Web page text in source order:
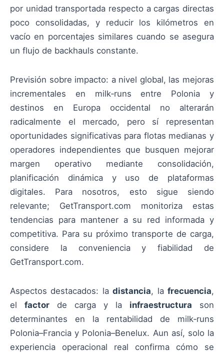
por unidad transportada respecto a cargas directas
poco consolidadas, y reducir los kilómetros en
vacío en porcentajes similares cuando se asegura
un flujo de backhauls constante.
Previsión sobre impacto: a nivel global, las mejoras
incrementales en milk‑runs entre Polonia y
destinos en Europa occidental no alterarán
radicalmente el mercado, pero sí representan
oportunidades significativas para flotas medianas y
operadores independientes que busquen mejorar
margen operativo mediante consolidación,
planificación dinámica y uso de plataformas
digitales. Para nosotros, esto sigue siendo
relevante; GetTransport.com monitoriza estas
tendencias para mantener a su red informada y
competitiva. Para su próximo transporte de carga,
considere la conveniencia y fiabilidad de
GetTransport.com.
Aspectos destacados: ladistancia, lafrecuencia,
el factor de carga y la infraestructura son
determinantes en la rentabilidad de milk‑runs
Polonia–Francia y Polonia–Benelux. Aun así, solo la
experiencia operacional real confirma cómo se